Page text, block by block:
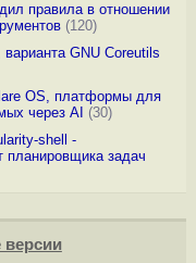
правила в отношении
(120)
GNU Coreutils
OS, платформы для
через AI (30)
shell -
планировщика задач